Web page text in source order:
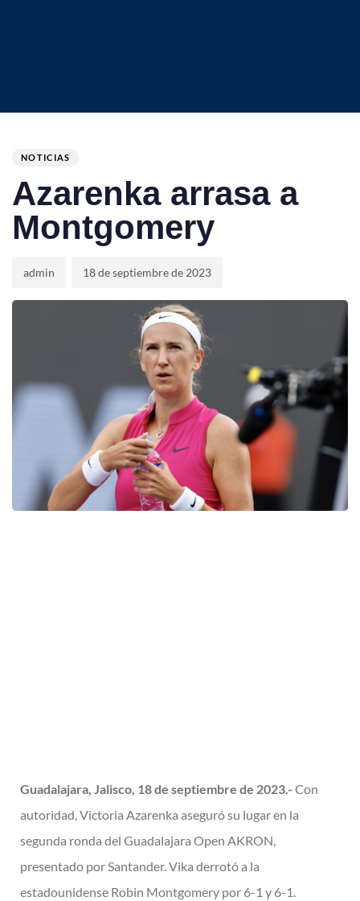
IN:
NOTICIAS
Azarenka arrasa a
Montgomery
admin 18 de septiembre de 2023
Guadalajara, Jalisco, 18 de septiembre de 2023.- Con
autoridad, Victoria Azarenka aseguró su lugar en la
segunda ronda del Guadalajara Open AKRON,
presentado por Santander. Vika derrotó a la
estadounidense Robin Montgomery por 6-1 y 6-1.